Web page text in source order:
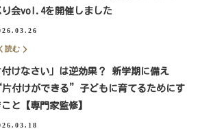
り会vol.4を開催しました
読む
付けなさい」は逆効果？ 新学期に備え
付けができる”子どもに育てるためにす
と【専門家監修】